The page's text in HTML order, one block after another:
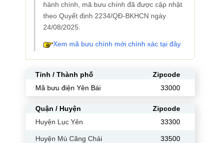
hành chính, mã bưu chính đã được cập nhật
theo Quyết định 2234/QĐ-BKHCN ngày
24/08/2025.
Xem mã bưu chính mới chính xác tại đây
Tỉnh / Thành phố
Zipcode
Mã bưu điện Yên Bái
33000
Quận / Huyện
Zipcode
Huyện Lục Yên
33300
Huyện Mù Căng Chải 33500